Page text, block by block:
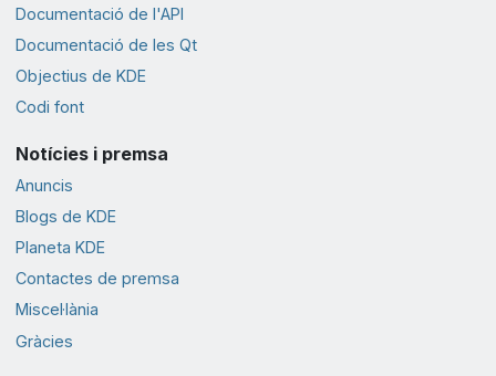
Documentació de l'API
Documentació de les Qt
Objectius de KDE
Codi font
Notícies i premsa
Anuncis
Blogs de KDE
Planeta KDE
Contactes de premsa
Miscel·lània
Gràcies